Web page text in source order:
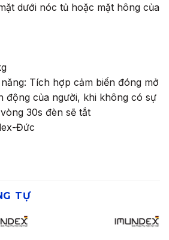
dưới nóc tủ hoặc mặt hông của
Tích hợp cảm biến đóng mở
động của người, khi không có sự
30s đèn sẽ tắt
Đức
TỰ